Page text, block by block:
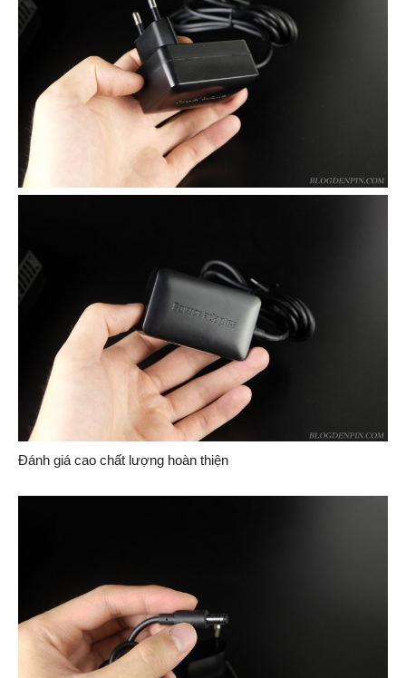
Đánh giá cao chất lượng hoàn thiện